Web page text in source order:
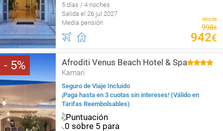
5 días / 4 noches
Salida el 26 jul 2027
Media pensión
desde
998€
942€
5 Afroditi Venus Beach Hotel & Spa
Kamari
Seguro de Viaje Incluido
¡Paga hasta en 3 cuotas sin intereses! (Válido en
Tarifas Reembolsables)